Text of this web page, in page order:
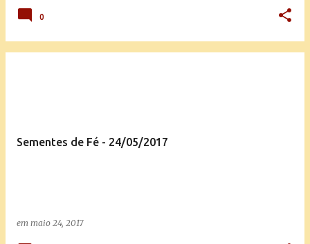
0
Sementes de Fé - 24/05/2017
em maio 24, 2017